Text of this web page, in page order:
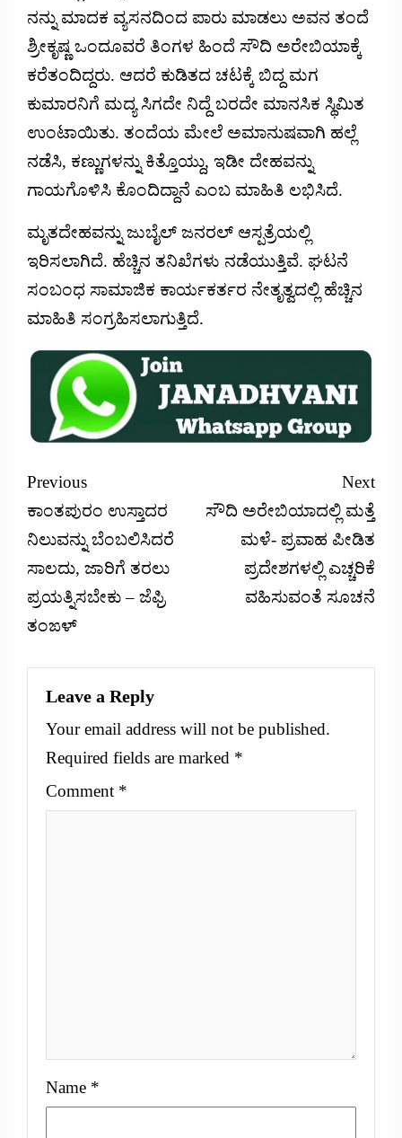
ನನ್ನು ಮಾದಕ ವ್ಯಸನದಿಂದ ಪಾರು ಮಾಡಲು ಅವನ ತಂದೆ
ಶ್ರೀಕೃಷ್ಣ ಒಂದೂವರೆ ತಿಂಗಳ ಹಿಂದೆ ಸೌದಿ ಅರೇಬಿಯಾಕ್ಕೆ
ಕರೆತಂದಿದ್ದರು. ಆದರೆ ಕುಡಿತದ ಚಟಕ್ಕೆ ಬಿದ್ದ ಮಗ
ಕುಮಾರನಿಗೆ ಮದ್ಯ ಸಿಗದೇ ನಿದ್ದೆ ಬರದೇ ಮಾನಸಿಕ ಸ್ಥಿಮಿತ
ಉಂಟಾಯಿತು. ತಂದೆಯ ಮೇಲೆ ಅಮಾನುಷವಾಗಿ ಹಲ್ಲೆ
ನಡೆಸಿ, ಕಣ್ಣುಗಳನ್ನು ಕಿತ್ತೊಯ್ದು, ಇಡೀ ದೇಹವನ್ನು
ಗಾಯಗೊಳಿಸಿ ಕೊಂದಿದ್ದಾನೆ ಎಂಬ ಮಾಹಿತಿ ಲಭಿಸಿದೆ.
ಮೃತದೇಹವನ್ನು ಜುಬೈಲ್ ಜನರಲ್ ಆಸ್ಪತ್ರೆಯಲ್ಲಿ
ಇರಿಸಲಾಗಿದೆ. ಹೆಚ್ಚಿನ ತನಿಖೆಗಳು ನಡೆಯುತ್ತಿವೆ. ಘಟನೆ
ಸಂಬಂಧ ಸಾಮಾಜಿಕ ಕಾರ್ಯಕರ್ತರ ನೇತೃತ್ವದಲ್ಲಿ ಹೆಚ್ಚಿನ
ಮಾಹಿತಿ ಸಂಗ್ರಹಿಸಲಾಗುತ್ತಿದೆ.
Previous
ಕಾಂತಪುರಂ ಉಸ್ತಾದರ
ನಿಲುವನ್ನು ಬೆಂಬಲಿಸಿದರೆ
ಸಾಲದು, ಜಾರಿಗೆ ತರಲು
ಪ್ರಯತ್ನಿಸಬೇಕು – ಜೆಫ್ರಿ
ತಂಙಳ್
Next
ಸೌದಿ ಅರೇಬಿಯಾದಲ್ಲಿ ಮತ್ತೆ
ಮಳೆ- ಪ್ರವಾಹ ಪೀಡಿತ
ಪ್ರದೇಶಗಳಲ್ಲಿ ಎಚ್ಚರಿಕೆ
ವಹಿಸುವಂತೆ ಸೂಚನೆ
Leave a Reply
Your email address will not be published.
Required fields are marked *
Comment *
Name *